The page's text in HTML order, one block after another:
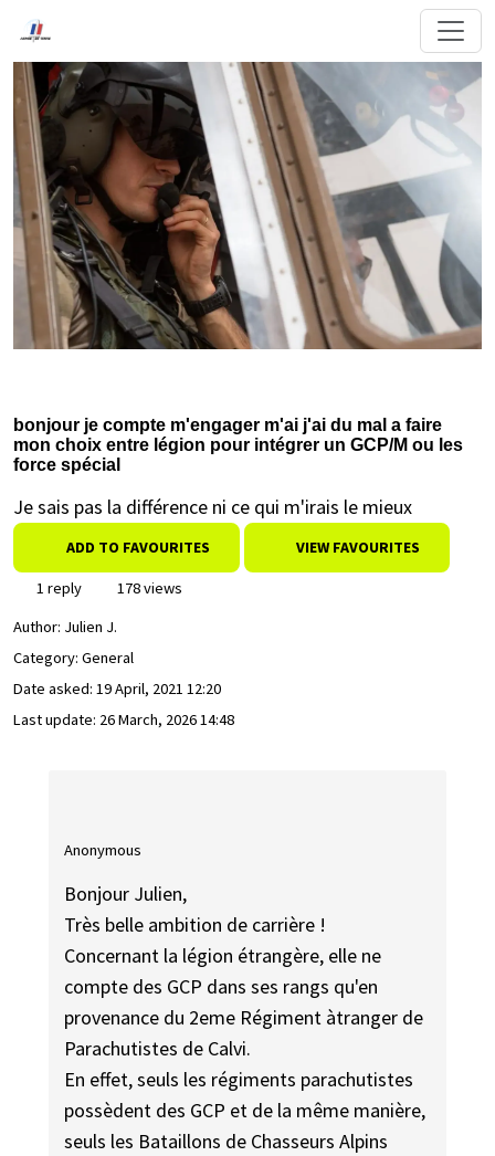
bonjour je compte m'engager m'ai j'ai du mal a faire
mon choix entre légion pour intégrer un GCP/M ou les
force spécial
Je sais pas la différence ni ce qui m'irais le mieux
ADD TO FAVOURITES VIEW FAVOURITES
1 reply
178 views
Author: Julien J.
Category: General
Date asked: 19 April, 2021 12:20
Last update: 26 March, 2026 14:48
Anonymous
Bonjour Julien,
Très belle ambition de carrière !
Concernant la légion étrangère, elle ne
compte des GCP dans ses rangs qu'en
provenance du 2eme Régiment àtranger de
Parachutistes de Calvi.
En effet, seuls les régiments parachutistes
possèdent des GCP et de la même manière,
seuls les Bataillons de Chasseurs Alpins